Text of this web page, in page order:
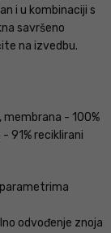
i u kombinaciji s
savršeno
na izvedbu.
membrana - 100%
91% reciklirani
odvođenje znoja